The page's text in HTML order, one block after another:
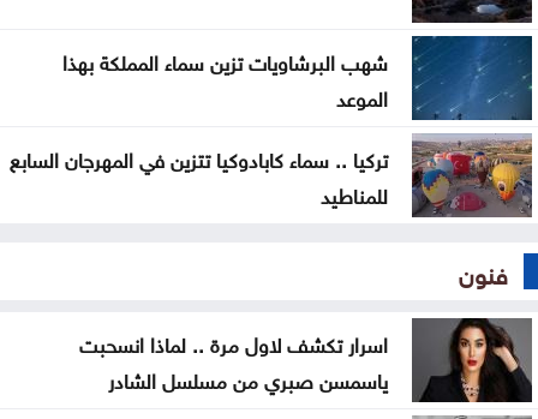
شهب البرشاويات تزين سماء المملكة بهذا
الموعد
تركيا .. سماء كابادوكيا تتزين في المهرجان السابع
للمناطيد
فنون
اسرار تكشف لاول مرة .. لماذا انسحبت
ياسمسن صبري من مسلسل الشادر